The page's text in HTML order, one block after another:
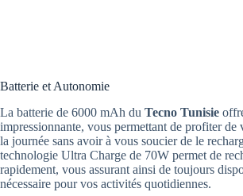
Batterie et Autonomie
La batterie de 6000 mAh du Tecno Tunisie
impressionnante, vous permettant de profiter de
la journée sans avoir à vous soucier de le
technologie Ultra Charge de 70W permet de
rapidement, vous assurant ainsi de toujours
nécessaire pour vos activités quotidiennes.